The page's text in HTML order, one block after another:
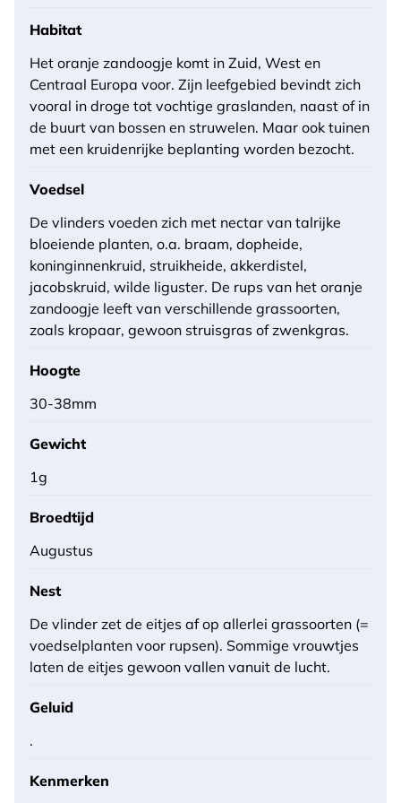
Habitat
Het oranje zandoogje komt in Zuid, West en
Centraal Europa voor. Zijn leefgebied bevindt zich
vooral in droge tot vochtige graslanden, naast of in
de buurt van bossen en struwelen. Maar ook tuinen
met een kruidenrijke beplanting worden bezocht.
Voedsel
De vlinders voeden zich met nectar van talrijke
bloeiende planten, o.a. braam, dopheide,
koninginnenkruid, struikheide, akkerdistel,
jacobskruid, wilde liguster. De rups van het oranje
zandoogje leeft van verschillende grassoorten,
zoals kropaar, gewoon struisgras of zwenkgras.
Hoogte
30-38mm
Gewicht
1g
Broedtijd
Augustus
Nest
De vlinder zet de eitjes af op allerlei grassoorten (=
voedselplanten voor rupsen). Sommige vrouwtjes
laten de eitjes gewoon vallen vanuit de lucht.
Geluid
.
Kenmerken